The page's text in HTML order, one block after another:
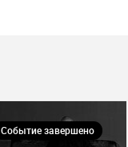
Событие завершено